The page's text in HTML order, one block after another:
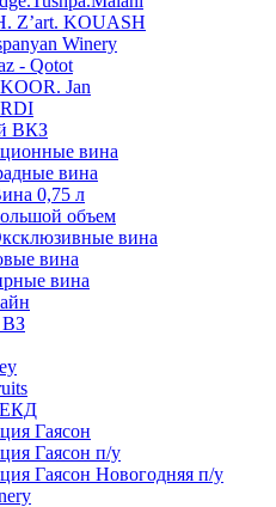
Z’art. KOUASH
Winery
- Qotot
Jan
ВКЗ
вина
вина
0,75 л
объем
вина
вина
вина
ВЗ
ЕКД
Гаясон
Гаясон п/у
Гаясон Новогодняя п/у